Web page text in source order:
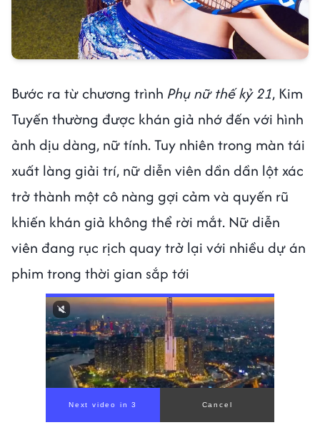
Bước ra từ chương trình Phụ nữ thế kỷ 21, Kim
Tuyến thường được khán giả nhớ đến với hình
ảnh dịu dàng, nữ tính. Tuy nhiên trong màn tái
xuất làng giải trí, nữ diễn viên dần dần lột xác
trở thành một cô nàng gợi cảm và quyến rũ
khiến khán giả không thể rời mắt. Nữ diễn
viên đang rục rịch quay trở lại với nhiều dự án
phim trong thời gian sắp tới